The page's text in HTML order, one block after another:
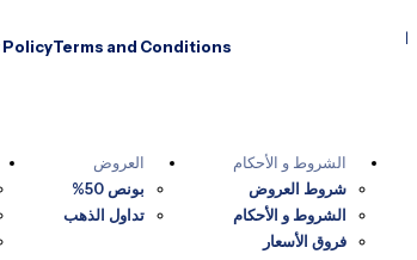
Terms and Conditions
Policy
الشروط و الأحكام
شروط العروض
الشروط و الأحكام
فروق الأسعار
العروض
بونص 50%
تداول الذهب